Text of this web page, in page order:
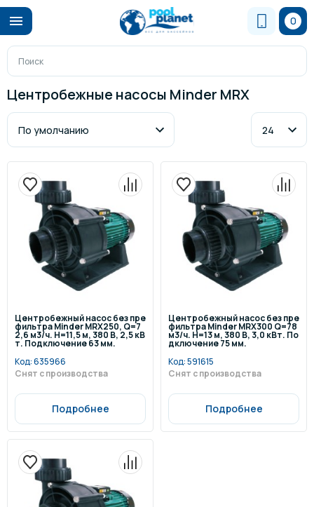
0
Центробежные насосы Minder MRX
Центробежный насос без пре
фильтра Minder MRX250, Q=7
2,6 м3/ч. Н=11,5 м, 380 В, 2,5 кВ
т. Подключение 63 мм.
Код:635966
Снят с производства
Подробнее
Центробежный насос без пре
фильтра Minder MRX300 Q=78
м3/ч. Н=13 м, 380 В, 3,0 кВт. По
дключение 75 мм.
Код:591615
Снят с производства
Подробнее